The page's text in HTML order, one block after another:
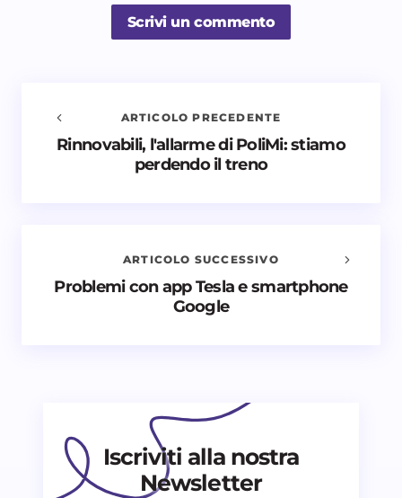
Scrivi un commento
Avvisami quando vengono aggiunti nuovi
ARTICOLO PRECEDENTE
Rinnovabili, l'allarme di PoliMi: stiamo
perdendo il treno
ARTICOLO SUCCESSIVO
Problemi con app Tesla e smartphone
Google
Iscriviti alla nostra
Newsletter